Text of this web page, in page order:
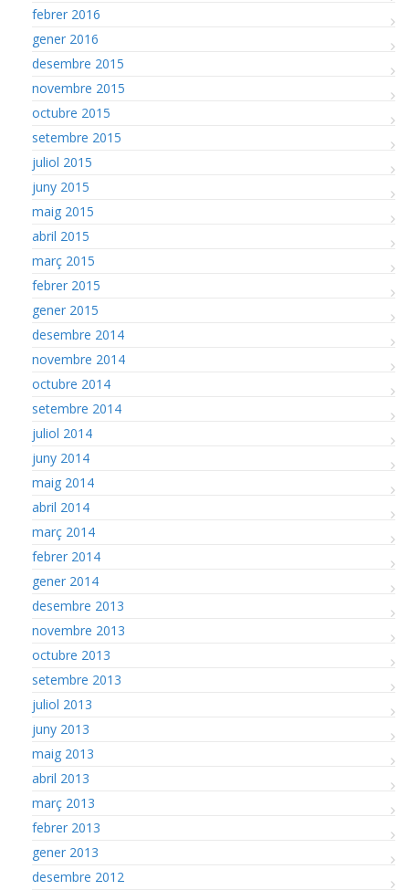
febrer 2016
gener 2016
desembre 2015
novembre 2015
octubre 2015
setembre 2015
juliol 2015
juny 2015
maig 2015
abril 2015
març 2015
febrer 2015
gener 2015
desembre 2014
novembre 2014
octubre 2014
setembre 2014
juliol 2014
juny 2014
maig 2014
abril 2014
març 2014
febrer 2014
gener 2014
desembre 2013
novembre 2013
octubre 2013
setembre 2013
juliol 2013
juny 2013
maig 2013
abril 2013
març 2013
febrer 2013
gener 2013
desembre 2012